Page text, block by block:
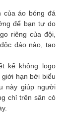
của áo bóng đá
để bạn tự do
riêng của đội,
đáo nào, tạo
kế không logo
giới hạn bởi biểu
này giúp người
chỉ trên sân cỏ